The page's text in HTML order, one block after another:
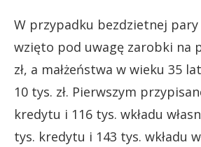
W przypadku bezdzietnej
wzięto pod uwagę zarobki na
zł, a małżeństwa w wieku 35
10 tys. zł. Pierwszym
kredytu i 116 tys. wkładu
tys. kredytu i 143 tys. wkładu